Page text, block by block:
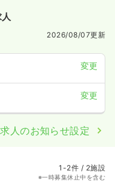
2026/08/07更新
変更
変更
人のお知らせ設定
1-2件 / 2施設
※一時募集休止中を含む